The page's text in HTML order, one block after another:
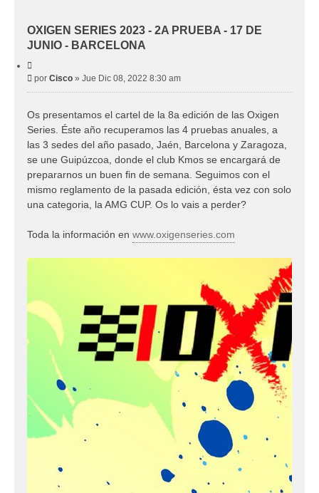
OXIGEN SERIES 2023 - 2A PRUEBA - 17 DE
JUNIO - BARCELONA
a
M
e
s
a
j
por Cisco » Jue Dic 08, 2022 8:30 am
Os presentamos el cartel de la 8a edición de las Oxigen
Series. Éste año recuperamos las 4 pruebas anuales, a
las 3 sedes del año pasado, Jaén, Barcelona y Zaragoza,
se une Guipúzcoa, donde el club Kmos se encargará de
prepararnos un buen fin de semana. Seguimos con el
mismo reglamento de la pasada edición, ésta vez con solo
una categoria, la AMG CUP. Os lo vais a perder?
Toda la información en www.oxigenseries.com